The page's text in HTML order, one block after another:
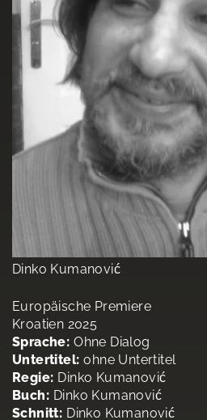
Dinko Kumanović
Europäische Premiere
Kroatien 2025
Sprache: Ohne Dialog
Untertitel: ohne Untertitel
Regie: Dinko Kumanović
Buch: Dinko Kumanović
Schnitt: Dinko Kumanović